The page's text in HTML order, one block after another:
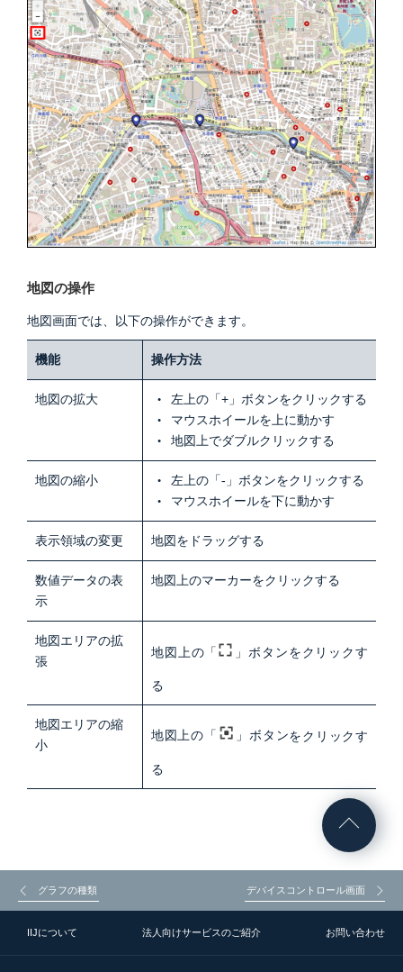
地図の操作
地図画面では、以下の操作ができます。
機能 操作方法
地図の拡大
左上の「+」ボタンをクリックする
マウスホイールを上に動かす
地図上でダブルクリックする
地図の縮小 左上の「-」ボタンをクリックする
マウスホイールを下に動かす
表示領域の変更 地図をドラッグする
数値データの表
示
地図上のマーカーをクリックする
地図エリアの拡
張
地図上の 「 」 ボタンをクリックす
る
地図エリアの縮
小
地図上の 「 」ボタンをクリックす
る
グラフの種類 デバイスコントロール画面
IIJについて 法人向けサービスのご紹介 お問い合わせ